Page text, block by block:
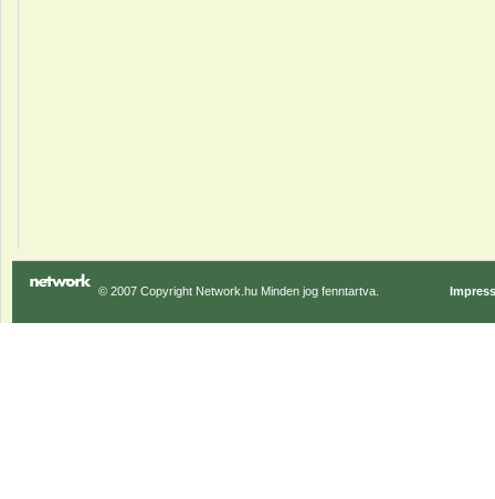
© 2007 Copyright Network.hu Minden jog fenntartva.